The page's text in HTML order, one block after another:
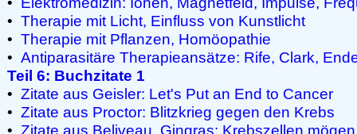
• Therapie mit Licht, Einfluss von Kunstlicht
• Therapie mit Pflanzen, Homöopathie
• Antiparasitäre Therapieansätze: Rife, Clark,
Teil 6: Buchzitate 1
• Zitate aus Geisler: Let's Put an End to Cancer
• Zitate aus Proctor: Blitzkrieg gegen den Krebs
• Zitate aus Beliveau, Gingras: Krebszellen